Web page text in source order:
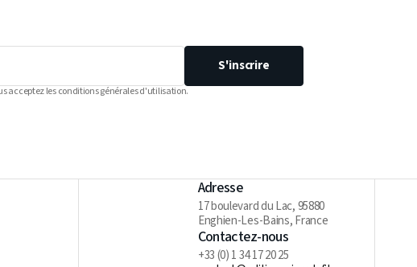
S'inscrire
acceptez les conditions générales d'utilisation.
Adresse
17 boulevard du Lac, 95880
Enghien-Les-Bains, France
Contactez-nous
+33 (0) 1 34 17 20 25